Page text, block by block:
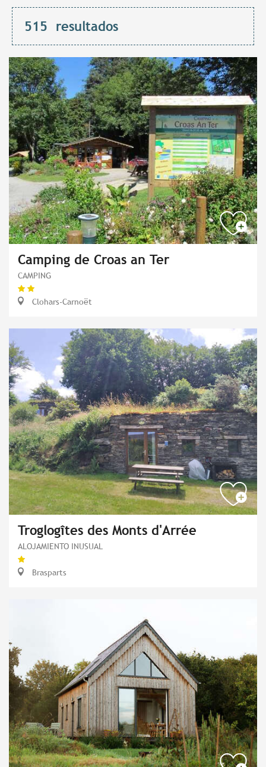
515 resultados
Camping de Croas an Ter
CAMPING
Clohars-Carnoët
Troglogîtes des Monts d'Arrée
ALOJAMIENTO INUSUAL
Brasparts